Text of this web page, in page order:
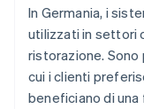
In Germania, i
utilizzati in settori
ristorazione.
cui i clienti
beneficiano di